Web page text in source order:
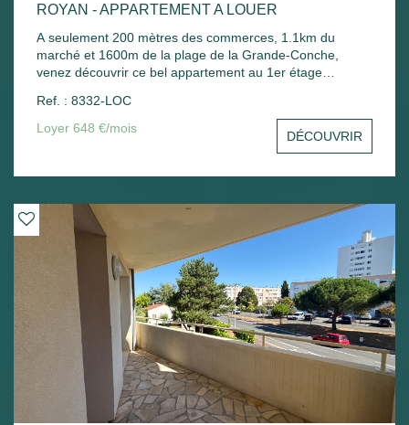
ROYAN - APPARTEMENT A LOUER
A seulement 200 mètres des commerces, 1.1km du
marché et 1600m de la plage de la Grande-Conche,
venez découvrir ce bel appartement au 1er étage
une cuisine, une chambre avec placard, une salle de
bain, un wc et un stationnement commun. Chauffage
électrique et ballon d'eau chaude électrique.
Ref. : 8332-LOC
Loyer 648 €/mois
DÉCOUVRIR